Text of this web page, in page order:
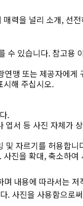
력을 널리 소개, 선
수 있습니다. 참고용
맹 또는 제공자에게
시해 주십시오.
.
서 등 사진 자체가
자르기를 허용합
진을 확대, 축소하
내용에 따라서는
사진을 사용함으로